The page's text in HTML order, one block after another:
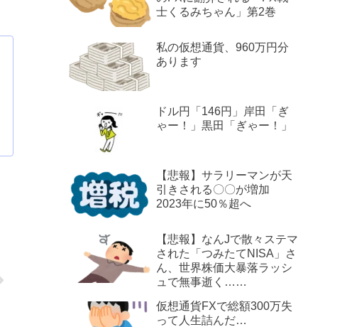
士くるみちゃん」第2巻
私の仮想通貨、960万円分
あります
ドル円「146円」岸田「ぎ
ゃー！」黒田「ぎゃー！」
【悲報】サラリーマンが天
引きされる〇〇が増加
2023年に50％超へ
【悲報】なんJで散々ステマ
された「つみたてNISA」さ
ん、世界株価大暴落ラッシ
ュで無事逝く……
仮想通貨FXで総額300万失
って人生詰んだ…